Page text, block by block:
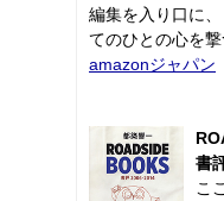
編集を入り口に
てのひとの心を撃
amazonジャパン
書
こ